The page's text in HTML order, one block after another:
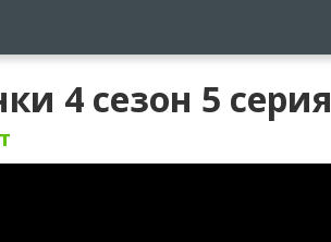
4 сезон 5 серия